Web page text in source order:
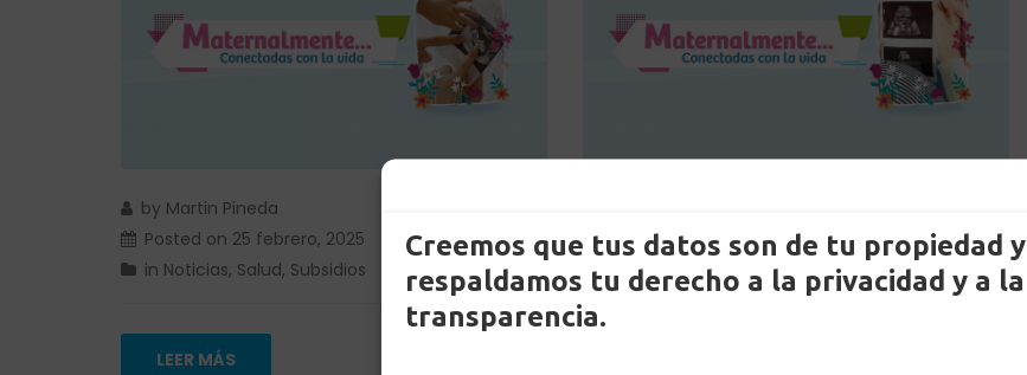
Creemos que tus datos son de tu propiedad y
respaldamos tu derecho a la privacidad y a la
transparencia.
by Martin Pineda
Posted on 25 febrero, 2025
in Noticias, Salud, Subsidios
LEER MÁS
Posted on10 mayo, 2024
in Noticias ,Subsidios